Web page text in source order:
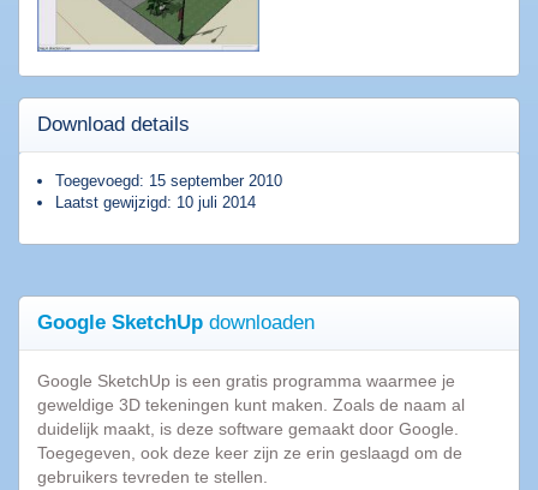
Populaire
software
Beveiligings
Filesharing
software
software
comprimeren
Computer
onderhoud
Alle
software
categorieën
Download details
Toegevoegd: 15 september 2010
Laatst gewijzigd: 10 juli 2014
Google SketchUp downloaden
Google SketchUp is een gratis programma waarmee je
geweldige 3D tekeningen kunt maken. Zoals de naam al
duidelijk maakt, is deze software gemaakt door Google.
Toegegeven, ook deze keer zijn ze erin geslaagd om de
gebruikers tevreden te stellen.